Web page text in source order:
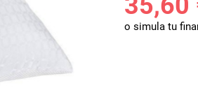
o simula tu